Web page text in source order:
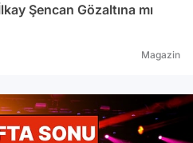
Şencan Gözaltına mı
Magazin